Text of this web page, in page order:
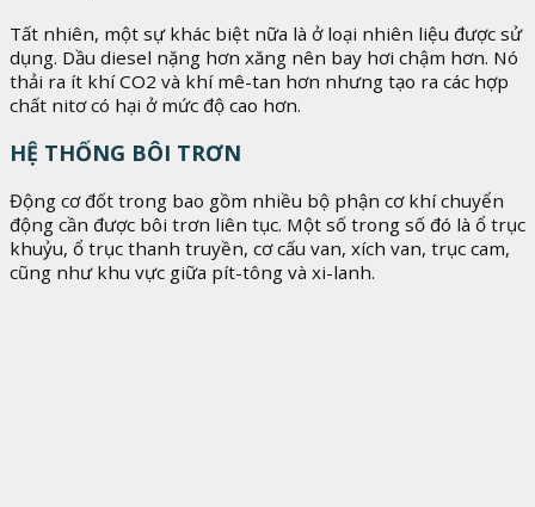
Tất nhiên, một sự khác biệt nữa là ở loại nhiên liệu được sử
dụng. Dầu diesel nặng hơn xăng nên bay hơi chậm hơn. Nó
thải ra ít khí CO2 và khí mê-tan hơn nhưng tạo ra các hợp
chất nitơ có hại ở mức độ cao hơn.
HỆ THỐNG BÔI TRƠN
Động cơ đốt trong bao gồm nhiều bộ phận cơ khí chuyển
động cần được bôi trơn liên tục. Một số trong số đó là ổ trục
khuỷu, ổ trục thanh truyền, cơ cấu van, xích van, trục cam,
cũng như khu vực giữa pít-tông và xi-lanh.